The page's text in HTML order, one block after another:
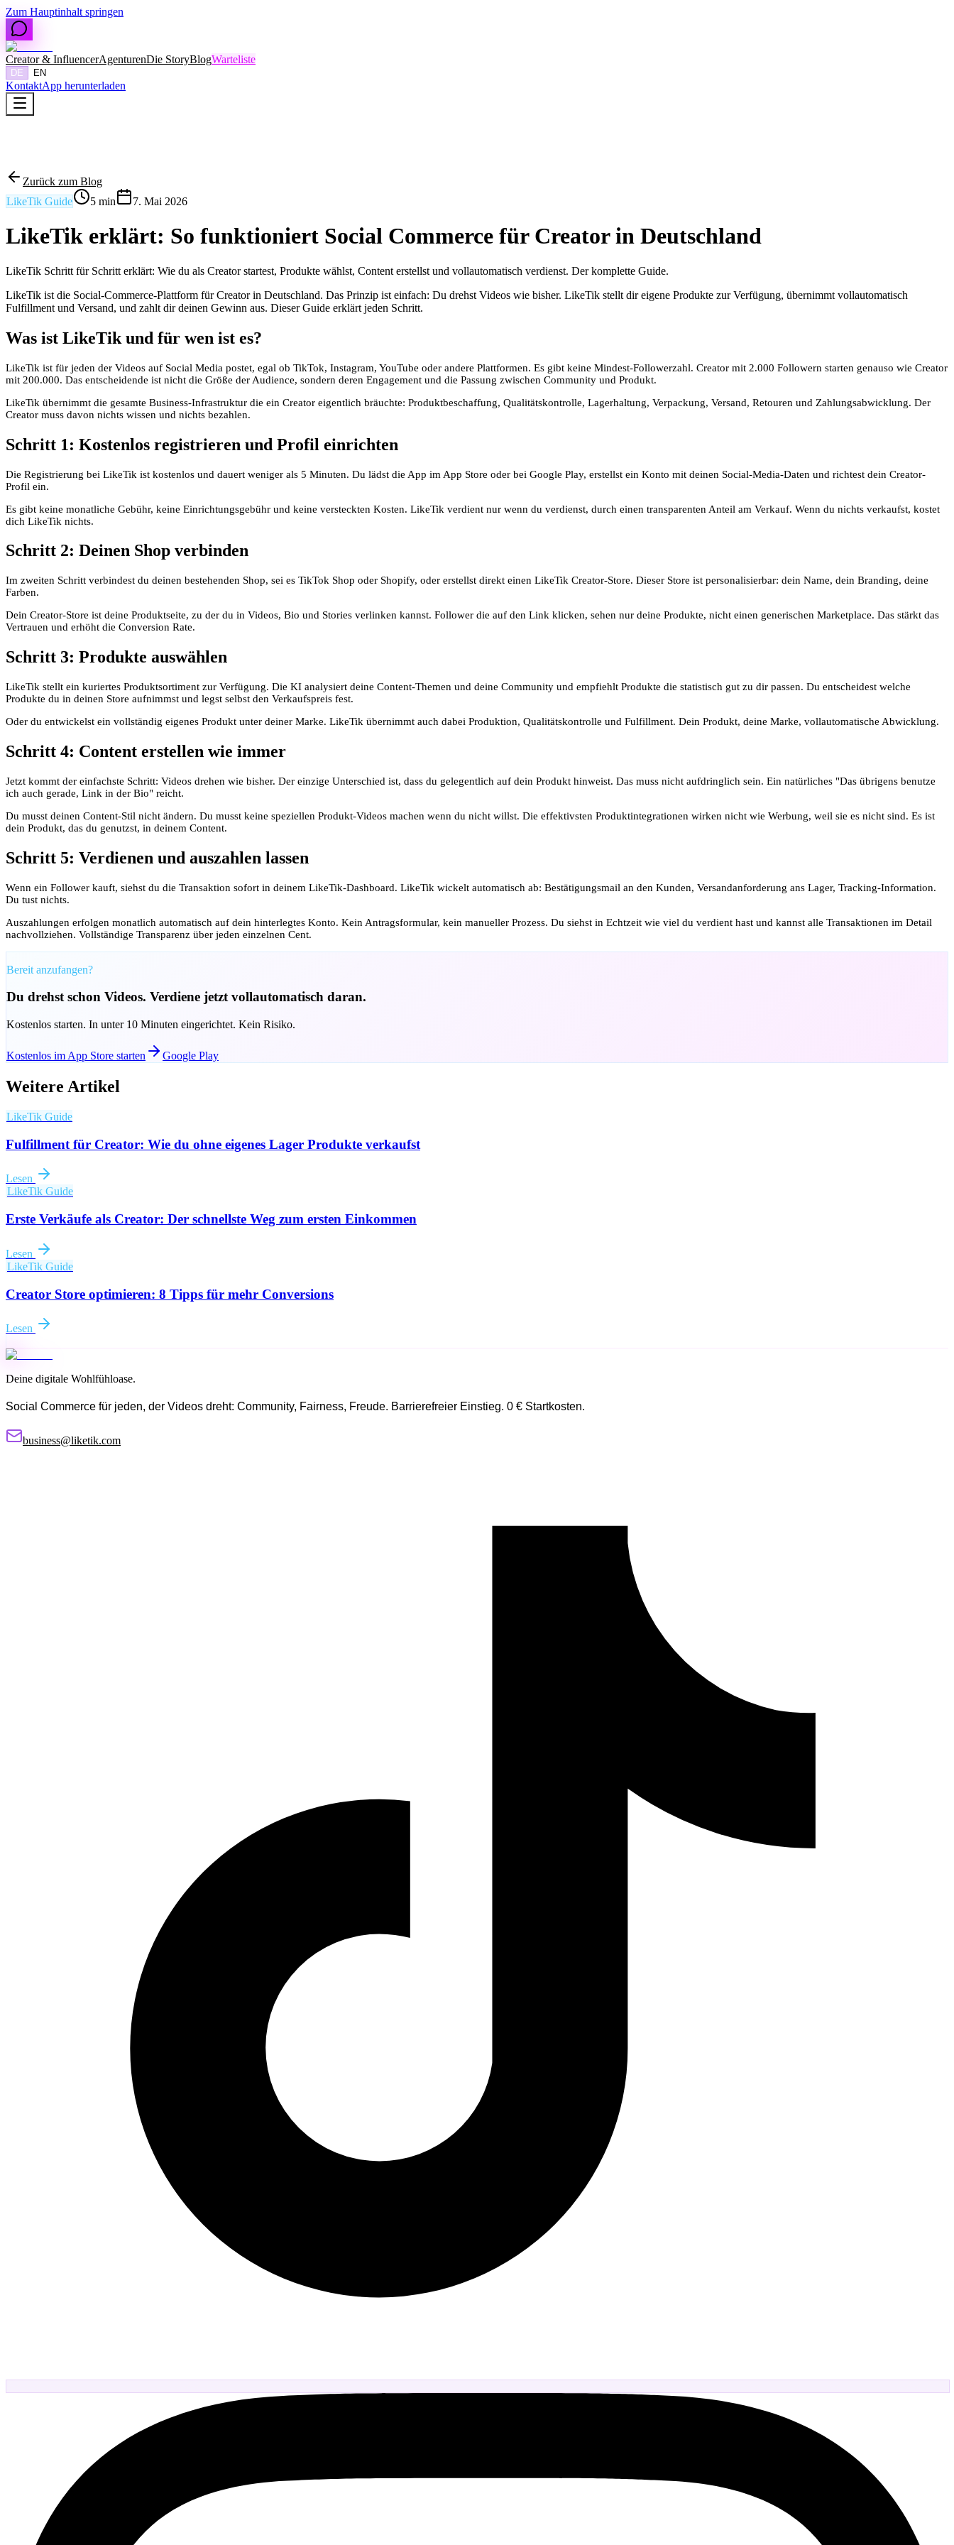
Zum Hauptinhalt springen
Creator & InfluencerAgenturenDie StoryBlogWarteliste
DE EN
KontaktApp herunterladen
Zurück zum Blog
LikeTik Guide
5 min 7. Mai 2026
LikeTik erklärt: So funktioniert Social Commerce für Creator in Deutschland
LikeTik Schritt für Schritt erklärt: Wie du als Creator startest, Produkte wählst, Content erstellst und vollautomatisch verdienst. Der komplette Guide.
LikeTik ist die Social-Commerce-Plattform für Creator in Deutschland. Das Prinzip ist einfach: Du drehst Videos wie bisher. LikeTik stellt dir eigene Produkte zur Verfügung, übernimmt vollautomatisch
Fulfillment und Versand, und zahlt dir deinen Gewinn aus. Dieser Guide erklärt jeden Schritt.
Was ist LikeTik und für wen ist es?
LikeTik ist für jeden der Videos auf Social Media postet, egal ob TikTok, Instagram, YouTube oder andere Plattformen. Es gibt keine Mindest-Followerzahl. Creator mit 2.000 Followern starten genauso wie Creator
mit 200.000. Das entscheidende ist nicht die Größe der Audience, sondern deren Engagement und die Passung zwischen Community und Produkt.
LikeTik übernimmt die gesamte Business-Infrastruktur die ein Creator eigentlich bräuchte: Produktbeschaffung, Qualitätskontrolle, Lagerhaltung, Verpackung, Versand, Retouren und Zahlungsabwicklung. Der
Creator muss davon nichts wissen und nichts bezahlen.
Schritt 1: Kostenlos registrieren und Profil einrichten
Die Registrierung bei LikeTik ist kostenlos und dauert weniger als 5 Minuten. Du lädst die App im App Store oder bei Google Play, erstellst ein Konto mit deinen Social-Media-Daten und richtest dein Creator-
Profil ein.
Es gibt keine monatliche Gebühr, keine Einrichtungsgebühr und keine versteckten Kosten. LikeTik verdient nur wenn du verdienst, durch einen transparenten Anteil am Verkauf. Wenn du nichts verkaufst, kostet
dich LikeTik nichts.
Schritt 2: Deinen Shop verbinden
Im zweiten Schritt verbindest du deinen bestehenden Shop, sei es TikTok Shop oder Shopify, oder erstellst direkt einen LikeTik Creator-Store. Dieser Store ist personalisierbar: dein Name, dein Branding, deine
Farben.
Dein Creator-Store ist deine Produktseite, zu der du in Videos, Bio und Stories verlinken kannst. Follower die auf den Link klicken, sehen nur deine Produkte, nicht einen generischen Marketplace. Das stärkt das
Vertrauen und erhöht die Conversion Rate.
Schritt 3: Produkte auswählen
LikeTik stellt ein kuriertes Produktsortiment zur Verfügung. Die KI analysiert deine Content-Themen und deine Community und empfiehlt Produkte die statistisch gut zu dir passen. Du entscheidest welche
Produkte du in deinen Store aufnimmst und legst selbst den Verkaufspreis fest.
Oder du entwickelst ein vollständig eigenes Produkt unter deiner Marke. LikeTik übernimmt auch dabei Produktion, Qualitätskontrolle und Fulfillment. Dein Produkt, deine Marke, vollautomatische Abwicklung.
Schritt 4: Content erstellen wie immer
Jetzt kommt der einfachste Schritt: Videos drehen wie bisher. Der einzige Unterschied ist, dass du gelegentlich auf dein Produkt hinweist. Das muss nicht aufdringlich sein. Ein natürliches "Das übrigens benutze
ich auch gerade, Link in der Bio" reicht.
Du musst deinen Content-Stil nicht ändern. Du musst keine speziellen Produkt-Videos machen wenn du nicht willst. Die effektivsten Produktintegrationen wirken nicht wie Werbung, weil sie es nicht sind. Es ist
dein Produkt, das du genutzst, in deinem Content.
Schritt 5: Verdienen und auszahlen lassen
Wenn ein Follower kauft, siehst du die Transaktion sofort in deinem LikeTik-Dashboard. LikeTik wickelt automatisch ab: Bestätigungsmail an den Kunden, Versandanforderung ans Lager, Tracking-Information.
Du tust nichts.
Auszahlungen erfolgen monatlich automatisch auf dein hinterlegtes Konto. Kein Antragsformular, kein manueller Prozess. Du siehst in Echtzeit wie viel du verdient hast und kannst alle Transaktionen im Detail
nachvollziehen. Vollständige Transparenz über jeden einzelnen Cent.
Bereit anzufangen?
Du drehst schon Videos. Verdiene jetzt vollautomatisch daran.
Kostenlos starten. In unter 10 Minuten eingerichtet. Kein Risiko.
Kostenlos im App Store starten Google Play
Weitere Artikel
LikeTik Guide
Fulfillment für Creator: Wie du ohne eigenes Lager Produkte verkaufst
Lesen
LikeTik Guide
Erste Verkäufe als Creator: Der schnellste Weg zum ersten Einkommen
Lesen
LikeTik Guide
Creator Store optimieren: 8 Tipps für mehr Conversions
Lesen
Deine digitale Wohlfühloase.
Social Commerce für jeden, der Videos dreht: Community, Fairness, Freude. Barrierefreier Einstieg. 0 € Startkosten.
business@liketik.com